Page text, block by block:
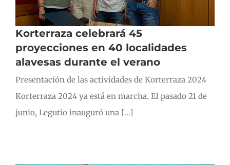
Korterraza celebrará 45
proyecciones en 40 localidades
alavesas durante el verano
Presentación de las actividades de Korterraza 2024
Korterraza 2024 ya está en marcha. El pasado 21 de
junio, Legutio inauguró una [...]